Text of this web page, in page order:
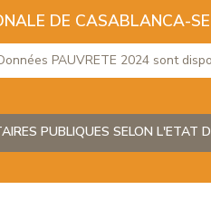
DE CASABLANCA-
PAUVRETE 2024 sont
PUBLIQUES SELON L'ETAT